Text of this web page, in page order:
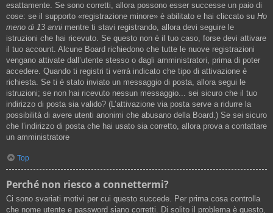
esattamente. Se sono corretti, allora possono esser successe un paio di
cose: se il supporto «registrazione minore» è abilitato e hai cliccato su Ho
meno di 13 anni mentre ti stavi registrando, allora devi seguire le
istruzioni che hai ricevuto. Se questo non è il tuo caso, forse devi attivare
il tuo account. Alcune Board richiedono che tutte le nuove registrazioni
vengano attivate dall’utente stesso o dagli amministratori, prima di poter
accedere. Quando ti registri ti verrà indicato che tipo di attivazione è
richiesta. Se ti è stato inviato un messaggio di posta, allora segui le
istruzioni; se non hai ricevuto nessun messaggio... sei sicuro che il tuo
indirizzo di posta sia valido? (L’attivazione via posta serve a ridurre la
possibilità di avere utenti anonimi che abusano della Board.) Se sei sicuro
che l’indirizzo di posta che hai usato sia corretto, allora prova a contattare
un amministratore
Top
Perché non riesco a connettermi?
Ci sono svariati motivi per cui questo succede. Per prima cosa controlla
che nome utente e password siano corretti. Di solito il problema è questo,